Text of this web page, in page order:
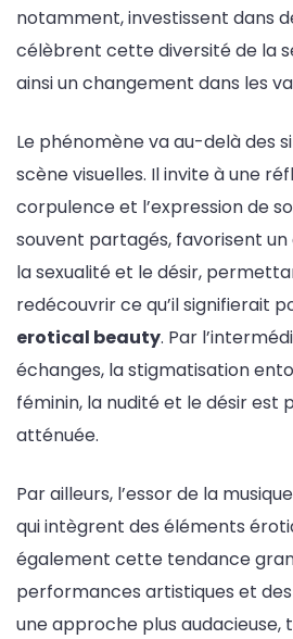
notamment, investissent dans
célèbrent cette diversité de la
ainsi un changement dans les
Le phénomène va au-delà des
scène visuelles. Il invite à une
corpulence et l’expression de
souvent partagés, favorisent
la sexualité et le désir,
redécouvrir ce qu’il signifierait
erotical beauty. Par
échanges, la stigmatisation
féminin, la nudité et le désir est
atténuée.
Par ailleurs, l’essor de la
qui intègrent des éléments
également cette tendance
performances artistiques et
une approche plus